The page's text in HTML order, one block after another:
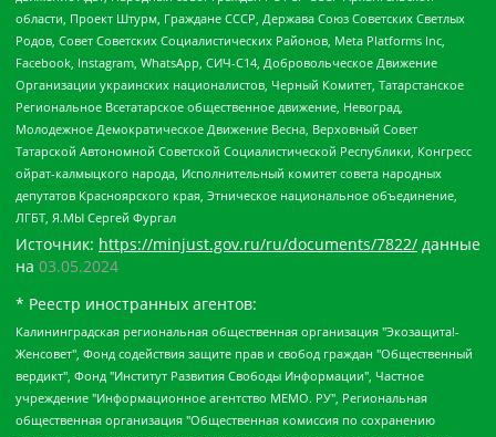
области, Проект Штурм, Граждане СССР, Держава Союз Советских Светлых
Родов, Совет Советских Социалистических Районов, Meta Platforms Inc,
Facebook, Instagram, WhatsApp, СИЧ-С14, Добровольческое Движение
Организации украинских националистов, Черный Комитет, Татарстанское
Региональное Всетатарское общественное движение, Невоград,
Молодежное Демократическое Движение Весна, Верховный Совет
Татарской Автономной Советской Социалистической Республики, Конгресс
ойрат-калмыцкого народа, Исполнительный комитет совета народных
депутатов Красноярского края, Этническое национальное объединение,
ЛГБТ, Я.МЫ Сергей Фургал
Источник: https://minjust.gov.ru/ru/documents/7822/ данные
на 03.05.2024
* Реестр иностранных агентов:
Калининградская региональная общественная организация "Экозащита!-Женсовет", Фонд содействия защите прав и свобод граждан "Общественный вердикт", Фонд "Институт Развития Свободы Информации", Частное учреждение "Информационное агентство МЕМО. РУ", Региональная общественная организация "Общественная комиссия по сохранению наследия академика Сахарова", Фонд поддержки свободы прессы, Санкт-Петербургская общественная правозащитная организация "Гражданский контроль", Межрегиональная общественная организация "Информационно-просветительский центр "Мемориал", Региональный Фонд "Центр Защиты Прав Средств Массовой Информации", с 05.12.2023 Фонд "Центр Защиты Прав Средств массовой информации", Региональная общественная благотворительная организация помощи беженцам и мигрантам "Гражданское содействие", Негосударственное образовательное учреждение дополнительного профессионального образования (повышение квалификации) специалистов "АКАДЕМИЯ ПО ПРАВАМ ЧЕЛОВЕКА", Свердловская региональная общественная организация "Сутяжник", Автономная некоммерческая организация "Центр независимых социологических исследований", Союз общественных объединений "Российский исследовательский центр по правам человека", Региональное общественное учреждение научно-информационный центр "МЕМОРИАЛ", Некоммерческая организация "Фонд защиты гласности", Автономная некоммерческая организация "Институт прав человека", Городская общественная организация "Екатеринбургское общество "МЕМОРИАЛ", Городская общественная организация "Рязанское историко-просветительское и правозащитное общество "Мемориал" (Рязанский Мемориал), Челябинский региональный орган общественной самодеятельности – женское общественное объединение "Женщины Евразии", Челябинский региональный орган общественной самодеятельности "Уральская правозащитная группа", Фонд содействия защите здоровья и социальной справедливости имени Андрея Рылькова, Автономная Некоммерческая Организация "Аналитический Центр Юрия Левады", Автономная некоммерческая организация социальной поддержки населения "Проект Апрель", Региональная общественная организация помощи женщинам и детям, находящимся в кризисной ситуации "Информационно-методический центр "Анна", Фонд содействия развитию массовых коммуникаций и правовому просвещению "Так-так-Так", Фонд содействия устойчивому развитию "Серебряная тайга", Свердловский региональный общественный фонд социальных проектов "Новое время", "Idel.Реалии", Кавказ.Реалии, Крым.Реалии, Телеканал Настоящее Время, Татаро-башкирская служба Радио Свобода (Azatliq Radiosi), Радио Свободная Европа/Радио Свобода (PCE/PC), "Сибирь.Реалии", "Фактограф", Благотворительный фонд помощи осужденным и их семьям, Автономная некоммерческая организация "Институт глобализации и социальных движений", Фонд "В защиту прав заключенных", Частное учреждение "Центр поддержки и содействия развитию средств массовой информации", Пензенский региональный общественный благотворительный фонд "Гражданский союз", "Север.Реалии", Некоммерческая организация Фонд "Правовая инициатива", Общество с ограниченной ответственностью "Радио Свободная Европа/Радио Свобода", Чешское информационное агентство "MEDIUM-ORIENT", Красноярская региональная общественная организация "Мы против СПИДа", Камалягин Денис Николаевич, Маркелов Сергей Евгеньевич, Пономарев Лев Александрович, Савицкая Людмила Алексеевна, Автономная некоммерческая организация "Центр по работе с проблемой насилия "НАСИЛИЮ.НЕТ", Межрегиональный профессиональный союз работников здравоохранения "Альянс врачей", Юридическое лицо, зарегистрированное в Латвийской Республике, SIA "Medusa Project" (регистрационный номер 40103797863, дата регистрации 10.06.2014), Некоммерческая организация "Фонд по борьбе с коррупцией", Автономная некоммерческая организация "Институт права и публичной политики", Баданин Роман Сергеевич, Гликин Максим Александрович, Железнова Мария Михайловна, Лукьянова Юлия Сергеевна, Маетная Елизавета Витальевна, Маняхин Петр Борисович, Чуракова Ольга Владимировна, Ярош Юлия Петровна, Юридическое лицо "The Insider SIA", зарегистрированное в Риге, Латвийская Республика (дата регистрации 26.06.2015), являющееся администратором доменного имени интернет-издания "The Insider SIA", https://theins.ru, Постернак Алексей Евгеньевич, Рубин Михаил Аркадьевич, Анин Роман Александрович, Юридическое лицо Istories fonds, зарегистрированное в Латвийской Республике (регистрационный номер 50008295751, дата регистрации 24.02.2020), Великовский Дмитрий Александрович, Долинина Ирина Николаевна, Мароховская Алеся Алексеевна, Шлейнов Роман Юрьевич, Шмагун Олеся Валентиновна, Общество с ограниченной ответственностью "Альтаир 2021", Общество с ограниченной ответственностью "Вега 2021", Общество с ограниченной ответственностью "Главный редактор 2021", Общество с ограниченной ответственностью "Ромашки монолит", Важенков Артем Валерьевич, Ивановская областная общественная организация "Центр гендерных исследований", Гурман Юрий Альбертович, Медиапроект "ОВД-Инфо", Егоров Владимир Владимирович, Жилинский Владимир Александрович, Общество с ограниченной ответственностью "ЗП", Иванова София Юрьевна, Карезина Инна Павловна, Кильтау Екатерина Викторовна, Петров Алексей Викторович, Пискунов Сергей Евгеньевич, Смирнов Сергей Сергеевич, Тихонов Михаил Сергеевич, Общество с ограниченной ответственностью "ЖУРНАЛИСТ-ИНОСТРАННЫЙ АГЕНТ", Арапова Галина Юрьевна, Вольтская Татьяна Анатольевна, Американская компания "Mason G.E.S. Anonymous Foundation" (США), являющаяся владельцем интернет-издания https://mnews.world/, Компания "Stichting Bellingcat", зарегистрированная в Нидерландах (дата регистрации 11.07.2018), Захаров Андрей Вячеславович, Клепиковская Екатерина Дмитриевна, Общество с ограниченной ответственностью "МЕМО", Перл Роман Александрович, Симонов Евгений Алексеевич, Соловьева Елена Анатольевна, Сотников Даниил Владимирович, Сурначева Елизавета Дмитриевна, Автономная некоммерческая организация по защите прав человека и информированию населения "Якутия – Наше Мнение", Общество с ограниченной ответственностью "Москоу диджитал медиа", с 26.01.2023 Общество с ограниченной ответственностью "Чайка Белые сады", Ветошкина Валерия Валерьевна, Заговора Максим Александрович, Межрегиональное общественное движение "Российская ЛГБТ - сеть", Оленичев Максим Владимирович, Павлов Иван Юрьевич, Скворцова Елена Сергеевна, Общество с ограниченной ответственностью "Как бы инагент", Кочетков Игорь Викторович, Общество с ограниченной ответственностью "Честные выборы", Еланчик Олег Александрович, Общество с ограниченной ответственностью "Нобелевский призыв", Гималова Регина Эмилевна, Григорьев Андрей Валерьевич, Григорьева Алина Александровна, Ассоциация по содействию защите прав призывников, альтернативнослужащих и военнослужащих "Правозащитная группа "Гражданин.Армия.Право", Хисамова Регина Фаритовна, Автономная некоммерческая организация по реализации социально-правовых программ "Лилит", Дальневосточное общественное движение "Маяк", Санкт-Петербургская ЛГБТ-инициативная группа "Выход", Инициативная группа ЛГБТ+ "Реверс", Алексеев Андрей Викторович, Бекбулатова Таисия Львовна, Беляев Иван Михайлович, Владыкина Елена Сергеевна, Гельман Марат Александрович, Никульшина Вероника Юрьевна, Толоконникова Надежда Андреевна, Шендерович Виктор Анатольевич, Общество с ограниченной ответственностью "Данное сообщение", Общество с ограниченной ответственностью Издательский дом "Новая глава", Айнбиндер Александра Александровна, Московский комьюнити-центр для ЛГБТ+инициатив, Благотворительный фонд развития филантропии, Deutsche Welle (Германия, Kurt-Schumacher-Strasse 3, 53113 Bonn), Борзунова Мария Михайловна, Воробьев Виктор Викторович, Голубева Анна Львовна, Константинова Алла Михайловна, Малкова Ирина Владимировна, Мурадов Мурад Абдулгалимович, Осетинская Елизавета Николаевна, Понасенков Евгений Николаевич, Ганапольский Матвей Юрьевич, Киселев Евгений Алексеевич, Борухович Ирина Григорьевна, Дремин Иван Тимофеевич, Дубровский Дмитрий Викторович, Красноярская региональная общественная организация поддержки и развития альтернативных образовательных технологий и межкультурных коммуникаций "ИНТЕРРА", Маяковская Екатерина Алексеевна, Фейгин Марк Захарович, Филимонов Андрей Викторович, Дзугкоева Регина Николаевна, Доброхотов Роман Александрович, Дудь Юрий Александрович, Елкин Сергей Владимирович, Кругликов Кирилл Игоревич, Сабунаева Мария Леонидовна, Семенов Алексей Владимирович, Шаинян Карен Багратович, Шульман Екатерина Михайловна, Асафьев Артур Валерьевич, Вахштайн Виктор Семенович, Венедиктов Алексей Алексеевич, Лушникова Екатерина Евгеньевна, Волков Леонид Михайлович, Невзоров Александр Глебович, Пархоменко Сергей Борисович, Сироткин Ярослав Николаевич, Кара-Мурза Владимир Владимирович, Баранова Наталья Владимировна, Гозман Леонид Яковлевич, Кагарлицкий Борис Юльевич, Климарев Михаил Валерьевич, Милов Владимир Станиславович, Автономная некоммерческая организация Краснодарский центр современного искусства "Типография", Моргенштерн Алишер Тагирович, Соболь Любовь Эдуардовна, Общество с ограниченной ответственностью "ЛИЗА НОРМ", Каспаров Гарри Кимович, Ходорковский Михаил Борисович, Общество с ограниченной ответственностью "Апрельские тезисы", Данилович Ирина Брониславовна, Кашин Олег Владимирович, Петров Николай Владимирович, Пивоваров Алексей Владимирович, Соколов Михаил Владимирович, Цветкова Юлия Владимировна, Чичваркин Евгений Александрович, Комитет против пыток/Команда против пыток, Общество с ограниченной ответственностью "Первый научный", Общество с ограниченной ответственностью "Вертолет и ко", Белоцерковская Вероника Борисовна, Кац Максим Евгеньевич, Лазарева Татьяна Юрьевна, Шаведдинов Руслан Табризович, Яшин Илья Валерьевич, Общество с ограниченной ответственностью "Иноагент ААВ", Алешковский Дмитрий Петрович, Альбац Евгения Марковна, Быков Дмитрий Львович, Галямина Юлия Евгеньевна, Лойко Сергей Леонидович, Мартынов Кирилл Константинович, Медведев Сергей Александрович, Крашенинников Федор Геннадиевич, Гордеева Катерина Вл